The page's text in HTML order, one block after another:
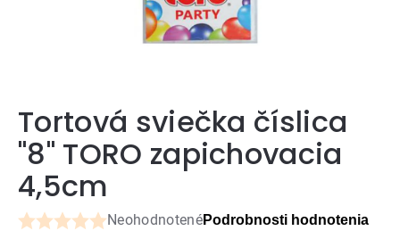
Tortová sviečka číslica
"8" TORO zapichovacia
4,5cm
Priemerné
NeohodnotenéPodrobnosti hodnotenia